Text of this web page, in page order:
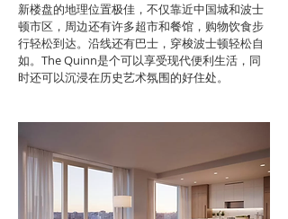
新楼盘的地理位置极佳，不仅靠近中国城和波士
顿市区，周边还有许多超市和餐馆，购物饮食步
行轻松到达。沿线还有巴士，穿梭波士顿轻松自
如。The Quinn是个可以享受现代便利生活，同
时还可以沉浸在历史艺术氛围的好住处。